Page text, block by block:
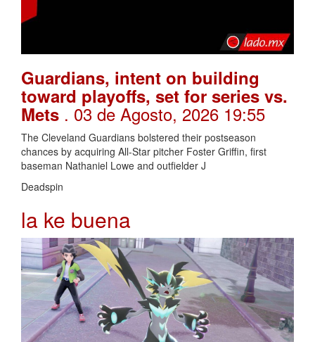
Guardians, intent on building
toward playoffs, set for series vs.
Mets . 03 de Agosto, 2026 19:55
The Cleveland Guardians bolstered their postseason
chances by acquiring All-Star pitcher Foster Griffin, first
baseman Nathaniel Lowe and outfielder J
Deadspin
la ke buena